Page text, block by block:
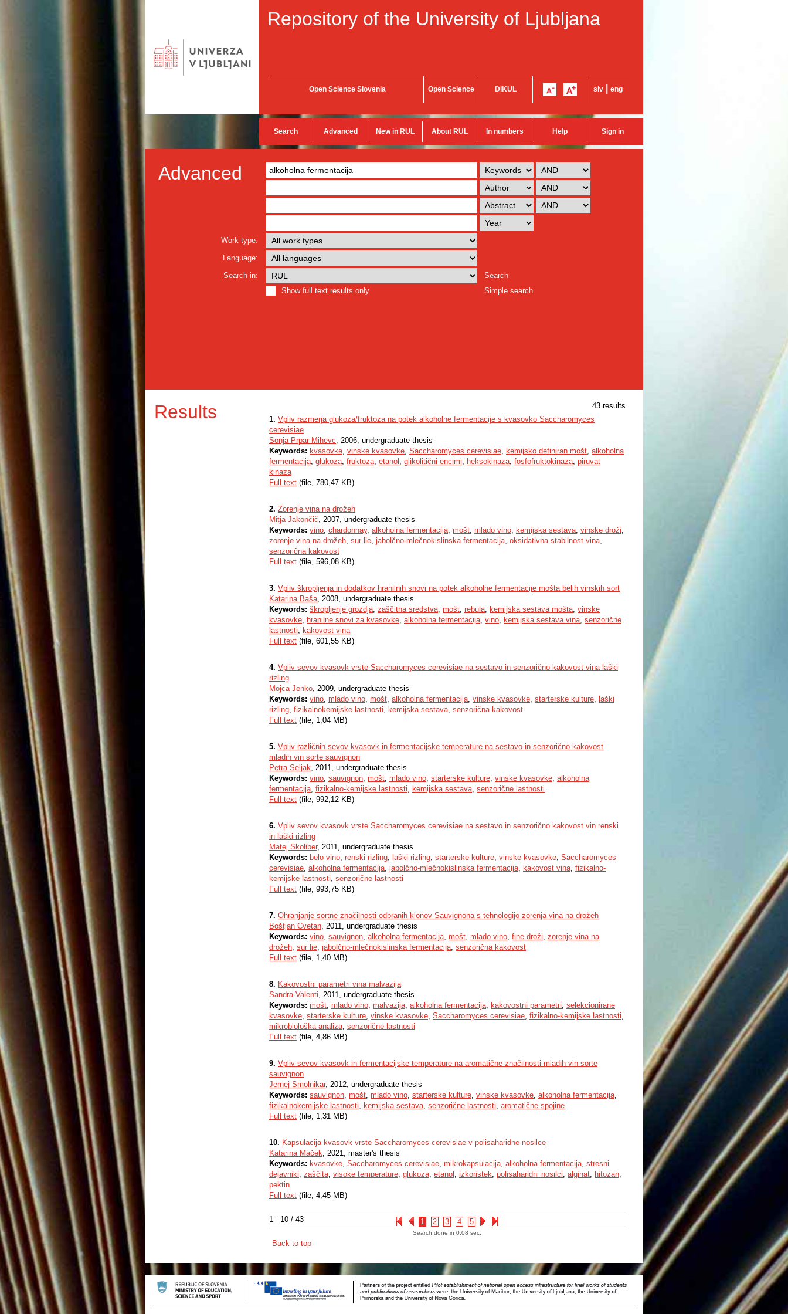
Repository of the University of Ljubljana
Open Science Slovenia Open Science DiKUL slv eng
Search Advanced New in RUL About RUL In numbers Help Sign in
Advanced
Work type:
Language:
Search in:
Search
Show full text results only
Simple search
Results 43 results
1 - 10 / 43 1 2 3 4 5
1. Vpliv razmerja glukoza/fruktoza na potek alkoholne fermentacije s kvasovko Saccharomyces
cerevisiae
Sonja Prpar Mihevc, 2006, undergraduate thesis
Keywords: kvasovke, vinske kvasovke, Saccharomyces cerevisiae, kemijsko definiran mošt, alkoholna
fermentacija, glukoza, fruktoza, etanol , glikolitični encimi, heksokinaza, fosfofruktokinaza, piruvat
kinaza
Full text (file, 780,47 KB)
2. Zorenje vina na drožeh
Mitja Jakončič, 2007, undergraduate thesis
Keywords: vino, chardonnay, alkoholna fermentacija, mošt, mlado vino, kemijska sestava, vinske droži,
zorenje vina na drožeh, sur lie, jabolčno-mlečnokislinska fermentacija, oksidativna stabilnost vina,
senzorična kakovost
Full text (file, 596,08 KB)
3. Vpliv škropljenja in dodatkov hranilnih snovi na potek alkoholne fermentacije mošta belih vinskih sort
Katarina Baša, 2008, undergraduate thesis
Keywords: škropljenje grozdja, zaščitna sredstva, mošt, rebula, kemijska sestava mošta, vinske
kvasovke, hranilne snovi za kvasovke, alkoholna fermentacija, vino, kemijska sestava vina, senzorične
lastnosti, kakovost vina
Full text (file, 601,55 KB)
4. Vpliv sevov kvasovk vrste Saccharomyces cerevisiae na sestavo in senzorično kakovost vina laški
rizling
Mojca Jenko, 2009, undergraduate thesis
Keywords: vino, mlado vino, mošt, alkoholna fermentacija, vinske kvasovke, starterske kulture, laški
rizling, fizikalnokemijske lastnosti, kemijska sestava, senzorična kakovost
Full text (file, 1,04 MB)
5. Vpliv različnih sevov kvasovk in fermentacijske temperature na sestavo in senzorično kakovost
mladih vin sorte sauvignon
Petra Seljak, 2011, undergraduate thesis
Keywords: vino, sauvignon, mošt, mlado vino, starterske kulture, vinske kvasovke, alkoholna
fermentacija, fizikalno-kemijske lastnosti, kemijska sestava, senzorične lastnosti
Full text (file, 992,12 KB)
6. Vpliv sevov kvasovk vrste Saccharomyces cerevisiae na sestavo in senzorično kakovost vin renski
in laški rizling
Matej Skoliber, 2011, undergraduate thesis
Keywords: belo vino, renski rizling, laški rizling, starterske kulture, vinske kvasovke, Saccharomyces
cerevisiae, alkoholna fermentacija, jabolčno-mlečnokislinska fermentacija, kakovost vina, fizikalno-
kemijske lastnosti, senzorične lastnosti
Full text (file, 993,75 KB)
7. Ohranjanje sortne značilnosti odbranih klonov Sauvignona s tehnologijo zorenja vina na drožeh
Boštjan Cvetan, 2011, undergraduate thesis
Keywords: vino, sauvignon, alkoholna fermentacija, mošt, mlado vino, fine droži, zorenje vina na
drožeh, sur lie, jabolčno-mlečnokislinska fermentacija, senzorična kakovost
Full text (file, 1,40 MB)
8. Kakovostni parametri vina malvazija
Sandra Valenti, 2011, undergraduate thesis
Keywords: mošt, mlado vino, malvazija, alkoholna fermentacija, kakovostni parametri, selekcionirane
kvasovke, starterske kulture, vinske kvasovke, Saccharomyces cerevisiae, fizikalno-kemijske lastnosti,
mikrobiološka analiza, senzorične lastnosti
Full text (file, 4,86 MB)
9. Vpliv sevov kvasovk in fermentacijske temperature na aromatične značilnosti mladih vin sorte
sauvignon
Jernej Smolnikar, 2012, undergraduate thesis
Keywords: sauvignon, mošt, mlado vino, starterske kulture, vinske kvasovke, alkoholna fermentacija,
fizikalnokemijske lastnosti, kemijska sestava, senzorične lastnosti, aromatične spojine
Full text (file, 1,31 MB)
10. Kapsulacija kvasovk vrste Saccharomyces cerevisiae v polisaharidne nosilce
Katarina Maček, 2021, master's thesis
Keywords: kvasovke, Saccharomyces cerevisiae, mikrokapsulacija, alkoholna fermentacija, stresni
dejavniki, zaščita, visoke temperature, glukoza, etanol , izkoristek, polisaharidni nosilci, alginat, hitozan,
pektin
Full text (file, 4,45 MB)
Search done in 0.08 sec.
Back to top